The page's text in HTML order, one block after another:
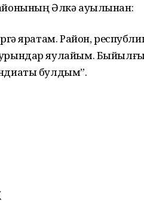
Әлкә ауылынан:
яратам. Район,
яулайым.
булдым”.